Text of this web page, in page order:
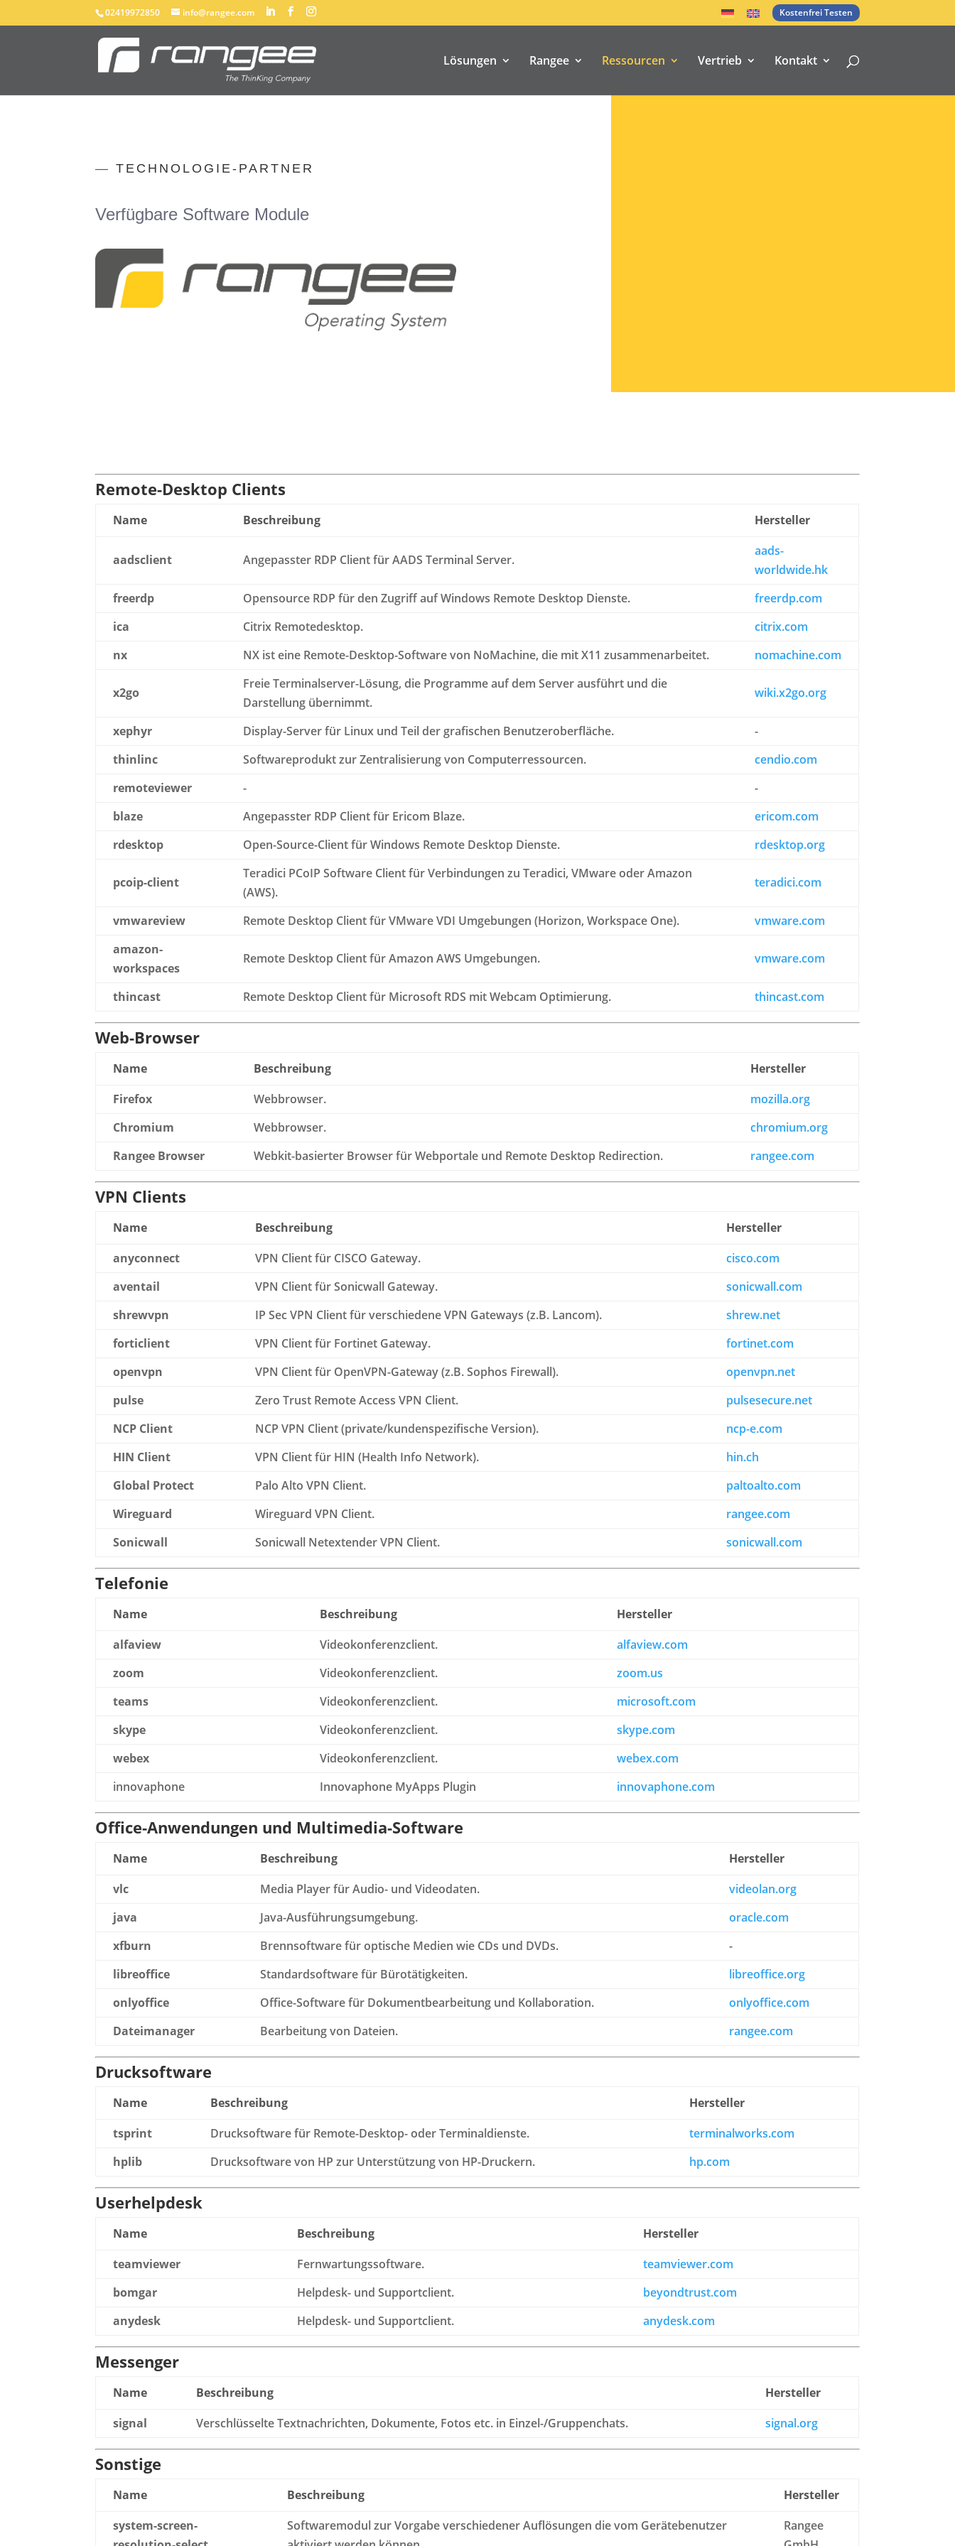
02419972850 info@rangee.com Kostenfrei Testen
Lösungen Rangee Ressourcen Vertrieb Kontakt
—TECHNOLOGIE-PARTNER
Verfügbare Software Module
Remote-Desktop Clients
Name Beschreibung Hersteller
aadsclient Angepasster RDP Client für AADS Terminal Server.
aads-
worldwide.hk
freerdp
Opensource RDP für den Zugriff auf Windows Remote Desktop Dienste.
freerdp.com
ica
Citrix Remotedesktop.
citrix.com
nx
NX ist eine Remote-Desktop-Software von NoMachine, die mit X11 zusammenarbeitet. nomachine.com
x2go
Freie Terminalserver-Lösung, die Programme auf dem Server ausführt und die
Darstellung übernimmt.
wiki.x2go.org
xephyr Display-Server für Linux und Teil der grafischen Benutzeroberfläche.
-
thinlinc
Softwareprodukt zur Zentralisierung von Computerressourcen.
cendio.com
remoteviewer
-
-
blaze
Angepasster RDP Client für Ericom Blaze.
ericom.com
rdesktop
Open-Source-Client für Windows Remote Desktop Dienste. rdesktop.org
pcoip-client
Teradici PCoIP Software Client für Verbindungen zu Teradici, VMware oder Amazon
(AWS).
teradici.com
vmwareview Remote Desktop Client für VMware VDI Umgebungen (Horizon, Workspace One).
vmware.com
amazon-
workspaces
Remote Desktop Client für Amazon AWS Umgebungen. vmware.com
thincast Remote Desktop Client für Microsoft RDS mit Webcam Optimierung. thincast.com
Web-Browser
Name Beschreibung
Hersteller
Firefox
Webbrowser.
mozilla.org
Chromium
Webbrowser.
chromium.org
Rangee Browser
Webkit-basierter Browser für Webportale und Remote Desktop Redirection. rangee.com
VPN Clients
Name Beschreibung
Hersteller
anyconnect
VPN Client für CISCO Gateway.
cisco.com
aventail
VPN Client für Sonicwall Gateway.
sonicwall.com
shrewvpn
IP Sec VPN Client für verschiedene VPN Gateways (z.B. Lancom).
shrew.net
forticlient
VPN Client für Fortinet Gateway.
fortinet.com
openvpn
VPN Client für OpenVPN-Gateway (z.B. Sophos Firewall).
openvpn.net
pulse
Zero Trust Remote Access VPN Client.
pulsesecure.net
NCP Client
NCP VPN Client (private/kundenspezifische Version).
ncp-e.com
HIN Client
VPN Client für HIN (Health Info Network).
hin.ch
Global Protect
Palo Alto VPN Client.
paltoalto.com
Wireguard
Wireguard VPN Client.
rangee.com
Sonicwall
Sonicwall Netextender VPN Client. sonicwall.com
Telefonie
Name Beschreibung
Hersteller
alfaview
Videokonferenzclient.
alfaview.com
zoom
Videokonferenzclient.
zoom.us
teams
Videokonferenzclient.
microsoft.com
skype
Videokonferenzclient.
skype.com
webex
Videokonferenzclient.
webex.com
innovaphone
Innovaphone MyApps Plugin innovaphone.com
Office-Anwendungen und Multimedia-Software
Name Beschreibung
Hersteller
vlc
Media Player für Audio- und Videodaten.
videolan.org
java
Java-Ausführungsumgebung.
oracle.com
xfburn
Brennsoftware für optische Medien wie CDs und DVDs.
-
libreoffice
Standardsoftware für Bürotätigkeiten.
libreoffice.org
onlyoffice
Office-Software für Dokumentbearbeitung und Kollaboration.
onlyoffice.com
Dateimanager
Bearbeitung von Dateien. rangee.com
Drucksoftware
Name Beschreibung
Hersteller
tsprint
Drucksoftware für Remote-Desktop- oder Terminaldienste.
terminalworks.com
hplib
Drucksoftware von HP zur Unterstützung von HP-Druckern. hp.com
Userhelpdesk
Name Beschreibung
Hersteller
teamviewer
Fernwartungssoftware.
teamviewer.com
bomgar
Helpdesk- und Supportclient.
beyondtrust.com
anydesk
Helpdesk- und Supportclient. anydesk.com
Messenger
Name Beschreibung
Hersteller
signal
Verschlüsselte Textnachrichten, Dokumente, Fotos etc. in Einzel-/Gruppenchats. signal.org
Sonstige
Name Beschreibung
Hersteller
system-screen-
Softwaremodul zur Vorgabe verschiedener Auflösungen die vom Gerätebenutzer
Rangee